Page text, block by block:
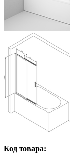
Код товара: